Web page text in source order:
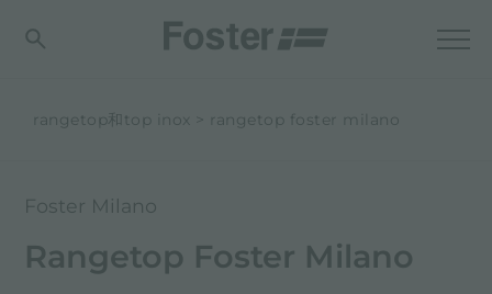
rangetop和top inox rangetop foster milano
Foster Milano
Rangetop Foster Milano